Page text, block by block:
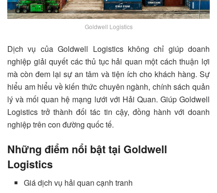
Goldwell Logistics
Dịch vụ của Goldwell Logistics không chỉ giúp doanh
nghiệp giải quyết các thủ tục hải quan một cách thuận lợi
mà còn đem lại sự an tâm và tiện ích cho khách hàng. Sự
hiểu am hiểu về kiến thức chuyên ngành, chính sách quản
lý và mối quan hệ mạng lưới với Hải Quan. Giúp Goldwell
Logistics trở thành đối tác tin cậy, đồng hành với doanh
nghiệp trên con đường quốc tế.
Những điểm nổi bật tại Goldwell
Logistics
Giá dịch vụ hải quan cạnh tranh